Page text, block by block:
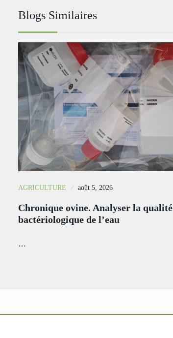
Blogs Similaires
AGRICULTURE août 5, 2026
Chronique ovine. Analyser la qualité
bactériologique de l’eau
…